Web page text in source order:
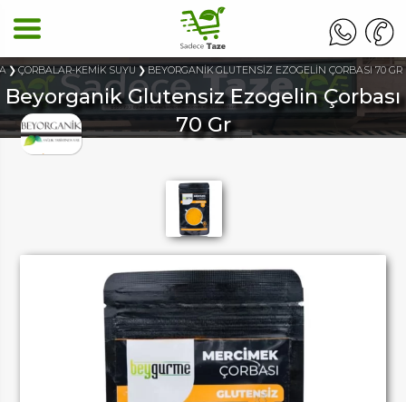
ÇORBALAR-KEMİK SUYU BEYORGANİK GLUTENSİZ EZOGELİN ÇORBASI 70 GR
Beyorganik Glutensiz Ezogelin Çorbası
70 Gr